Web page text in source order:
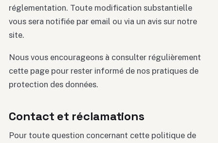
réglementation. Toute modification substantielle
vous sera notifiée par email ou via un avis sur notre
site.
Nous vous encourageons à consulter régulièrement
cette page pour rester informé de nos pratiques de
protection des données.
Contact et réclamations
Pour toute question concernant cette politique de